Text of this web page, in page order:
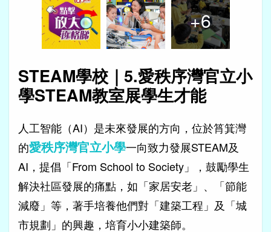
+6
STEAM學校｜5.愛秩序灣官立小
學STEAM教室展學生才能
人工智能（AI）是未來發展的方向，位於筲箕灣
的愛秩序灣官立小學一向致力發展STEAM及
AI，提倡「From School to Society」，鼓勵學生
解決社區發展的痛點，如「家居安老」、「節能
減廢」等，著手培養他們對「建築工程」及「城
市規劃」的興趣，培育小小建築師。